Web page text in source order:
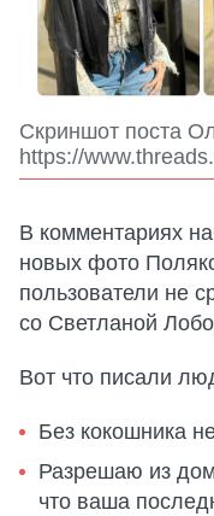
Скриншот поста
https://
В комментариях
новых фото
пользователи не
со Светланой
Вот что писали
Без кокошника
Разрешаю из
что ваша